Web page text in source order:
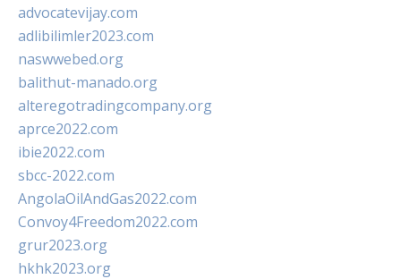
advocatevijay.com
adlibilimler2023.com
naswwebed.org
balithut-manado.org
alteregotradingcompany.org
aprce2022.com
ibie2022.com
sbcc-2022.com
AngolaOilAndGas2022.com
Convoy4Freedom2022.com
grur2023.org
hkhk2023.org